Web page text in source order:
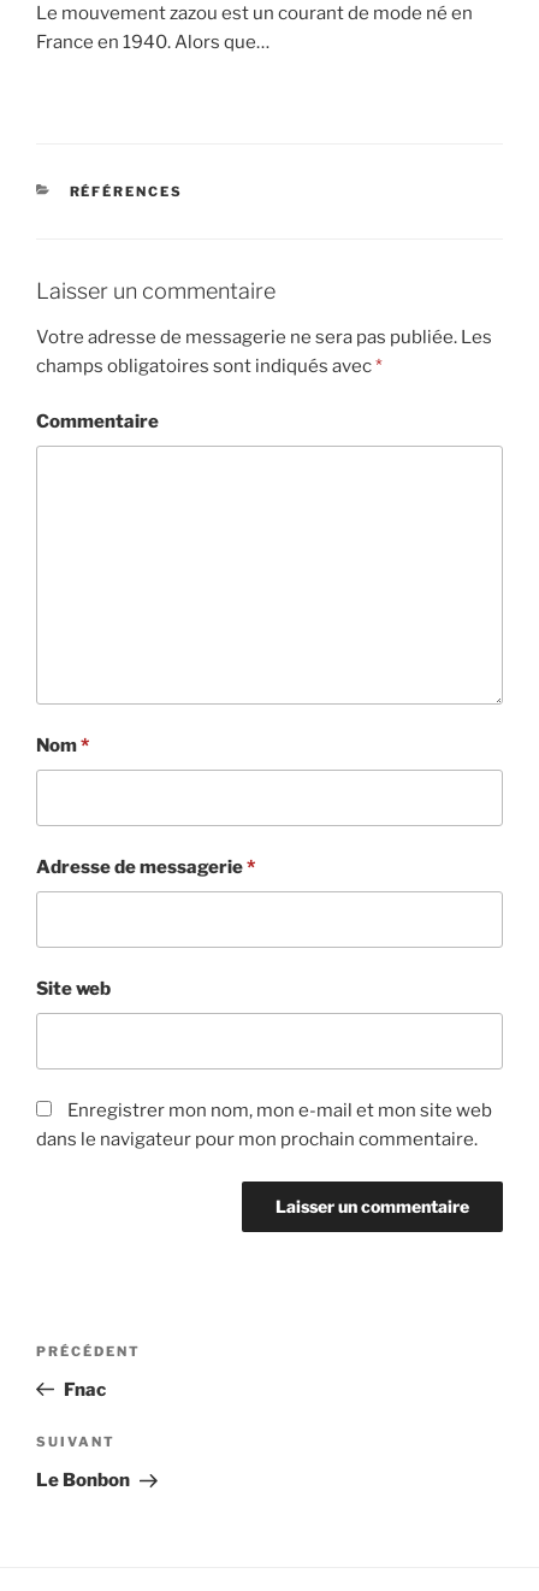
Le mouvement zazou est un courant de mode né en
France en 1940. Alors que…
CATÉGORIES
RÉFÉRENCES
Laisser un commentaire
Votre adresse de messagerie ne sera pas publiée. Les
champs obligatoires sont indiqués avec*
Commentaire
Nom*
Adresse de messagerie*
Site web
Enregistrer mon nom, mon e-mail et mon site web
dans le navigateur pour mon prochain commentaire.
Navigation
l’article
Article
précédent
PRÉCÉDENT
Fnac
Article
suivant
SUIVANT
Le Bonbon